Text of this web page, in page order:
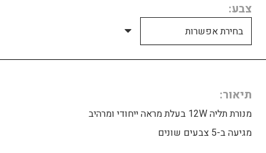
צבע
תיאור
מנורת תליה 12W בעלת מראה ייחודי ומרהיב
מגיעה ב-5 צבעים שונים